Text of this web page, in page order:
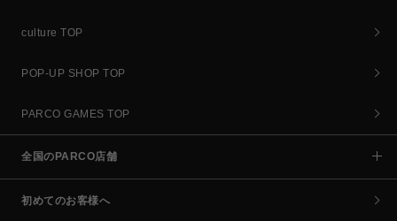
culture TOP
POP-UP SHOP TOP
PARCO GAMES TOP
全国のPARCO店舗
初めてのお客様へ